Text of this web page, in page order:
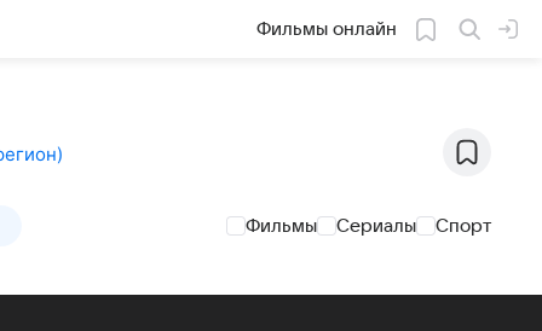
Фильмы онлайн
)
Фильмы Сериалы Спорт